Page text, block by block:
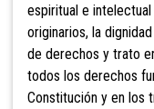
espiritual e
originarios, la
de derechos y trato
todos los derechos
Constitución y en los